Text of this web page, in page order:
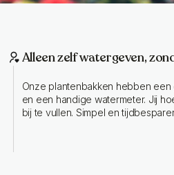
Alleen zelf watergeven,
Onze plantenbakken hebben
en een handige watermeter. Jij
bij te vullen. Simpel en